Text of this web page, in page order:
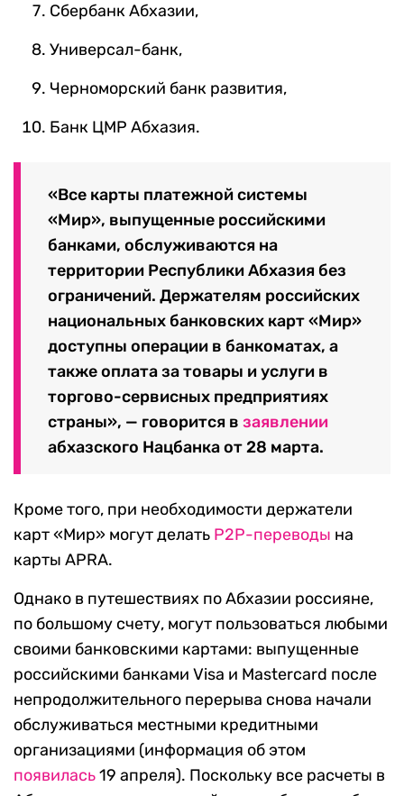
Сбербанк Абхазии,
Универсал-банк,
Черноморский банк развития,
Банк ЦМР Абхазия.
«Все карты платежной системы
«Мир», выпущенные российскими
банками, обслуживаются на
территории Республики Абхазия без
ограничений. Держателям российских
национальных банковских карт «Мир»
доступны операции в банкоматах, а
также оплата за товары и услуги в
торгово-сервисных предприятиях
страны», — говорится в заявлении
абхазского Нацбанка от 28 марта.
Кроме того, при необходимости держатели
карт «Мир» могут делать Р2Р-переводы на
карты APRA.
Однако в путешествиях по Абхазии россияне,
по большому счету, могут пользоваться любыми
своими банковскими картами: выпущенные
российскими банками Visa и Mastercard после
непродолжительного перерыва снова начали
обслуживаться местными кредитными
организациями (информация об этом
появилась19 апреля). Поскольку все расчеты в